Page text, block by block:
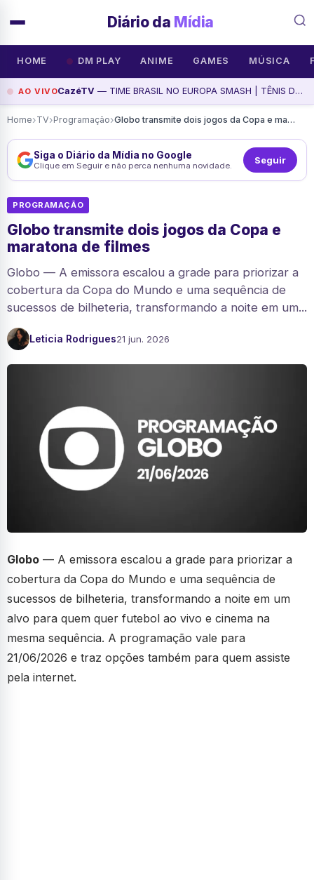
Diário da Mídia
HOME DM PLAY ANIME GAMES MÚSICA
AO VIVOCazéTV — TIME BRASIL NO EUROPA SMASH | TÊNIS DE MESA, assista agora
Home›TV›Programação› Globo transmite dois jogos da Copa e maratona de filmes
Siga o Diário da Mídia no Google
Clique em Seguir e não perca nenhuma novidade. Seguir
PROGRAMAÇÃO
Globo transmite dois jogos da Copa e
maratona de filmes
Globo — A emissora escalou a grade para priorizar a
cobertura da Copa do Mundo e uma sequência de
sucessos de bilheteria, transformando a noite em um...
Leticia Rodrigues21 jun. 2026
Globo — A emissora escalou a grade para priorizar a
cobertura da Copa do Mundo e uma sequência de
sucessos de bilheteria, transformando a noite em um
alvo para quem quer futebol ao vivo e cinema na
mesma sequência. A programação vale para
21/06/2026 e traz opções também para quem assiste
pela internet.